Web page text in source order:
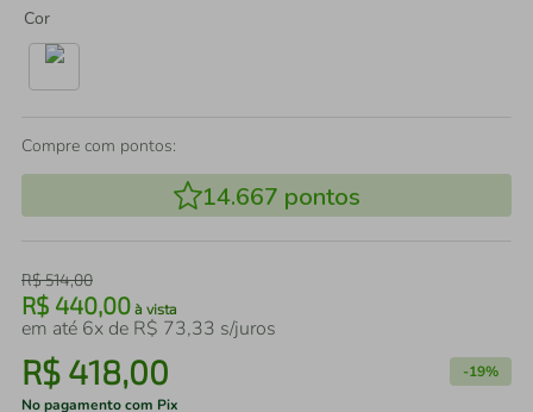
Cor
Compre com pontos:
14.667 pontos
R$514,00
R$ 440,00 à vista
em até 6x de R$ 73,33 s/juros
R$ 418,00 -19%
No pagamento com Pix